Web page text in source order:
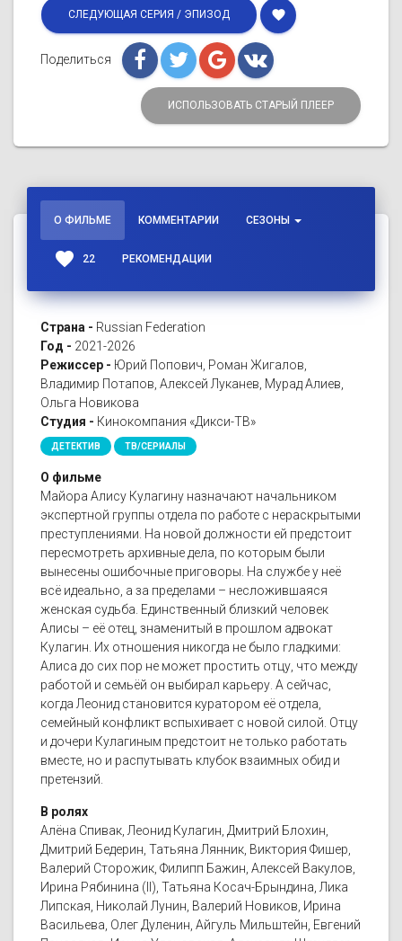
СЛЕДУЮЩАЯ СЕРИЯ / ЭПИЗОД favorite
Поделиться
ИСПОЛЬЗОВАТЬ СТАРЫЙ ПЛЕЕР
О ФИЛЬМЕ КОММЕНТАРИИ СЕЗОНЫ
favorite 22 РЕКОМЕНДАЦИИ
Страна - Russian Federation
Год - 2021-2026
Режиссер - Юрий Попович, Роман Жигалов,
Владимир Потапов, Алексей Луканев, Мурад Алиев,
Ольга Новикова
Студия - Кинокомпания «Дикси-ТВ»
ДЕТЕКТИВ ТВ/СЕРИАЛЫ
О фильме
Майора Алису Кулагину назначают начальником
экспертной группы отдела по работе с нераскрытыми
преступлениями. На новой должности ей предстоит
пересмотреть архивные дела, по которым были
вынесены ошибочные приговоры. На службе у неё
всё идеально, а за пределами – несложившаяся
женская судьба. Единственный близкий человек
Алисы – её отец, знаменитый в прошлом адвокат
Кулагин. Их отношения никогда не было гладкими:
Алиса до сих пор не может простить отцу, что между
работой и семьёй он выбирал карьеру. А сейчас,
когда Леонид становится куратором её отдела,
семейный конфликт вспыхивает с новой силой. Отцу
и дочери Кулагиным предстоит не только работать
вместе, но и распутывать клубок взаимных обид и
претензий.
В ролях
Алёна Спивак, Леонид Кулагин, Дмитрий Блохин,
Дмитрий Бедерин, Татьяна Лянник, Виктория Фишер,
Валерий Сторожик, Филипп Бажин, Алексей Вакулов,
Ирина Рябинина (II), Татьяна Косач-Брындина, Лика
Липская, Николай Лунин, Валерий Новиков, Ирина
Васильева, Олег Дуленин, Айгуль Мильштейн, Евгений